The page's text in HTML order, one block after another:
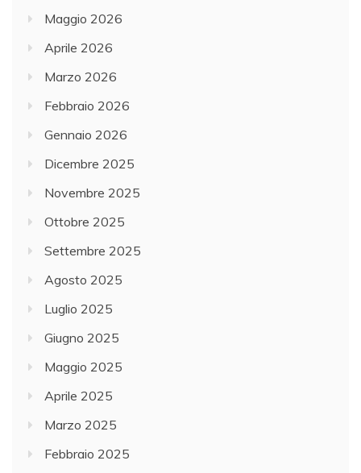
Maggio 2026
Aprile 2026
Marzo 2026
Febbraio 2026
Gennaio 2026
Dicembre 2025
Novembre 2025
Ottobre 2025
Settembre 2025
Agosto 2025
Luglio 2025
Giugno 2025
Maggio 2025
Aprile 2025
Marzo 2025
Febbraio 2025